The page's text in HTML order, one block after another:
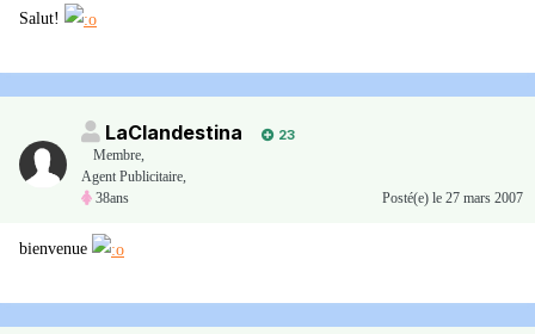
Salut!
LaClandestina
23
Membre,
Agent Publicitaire,
38ans
Posté(e) le 27 mars 2007
bienvenue